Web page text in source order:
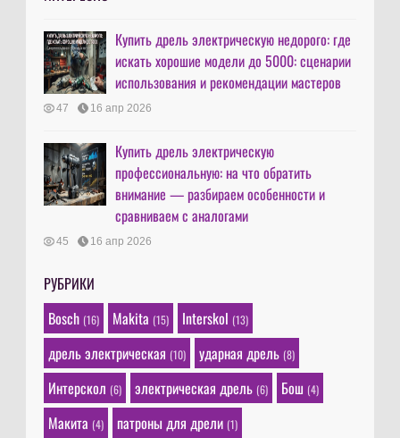
Купить дрель электрическую недорого: где
искать хорошие модели до 5000: сценарии
использования и рекомендации мастеров
47 16 апр 2026
Купить дрель электрическую
профессиональную: на что обратить
внимание — разбираем особенности и
сравниваем с аналогами
45 16 апр 2026
РУБРИКИ
Bosch (16) Makita (15) Interskol (13)
дрель электрическая (10) ударная дрель (8)
Интерскол (6) электрическая дрель (6) Бош (4)
Макита (4) патроны для дрели (1)